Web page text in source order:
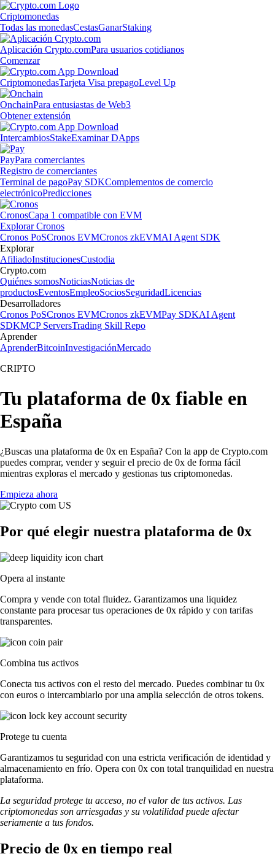
Criptomonedas
Todas las monedasCestasGanarStaking
Aplicación Crypto.comPara usuarios cotidianos
Comenzar
CriptomonedasTarjeta Visa prepagoLevel Up
OnchainPara entusiastas de Web3
Obtener extensión
IntercambiosStakeExaminar DApps
PayPara comerciantes
Registro de comerciantes
Terminal de pagoPay SDKComplementos de comercio
electrónicoPredicciones
CronosCapa 1 compatible con EVM
Explorar Cronos
Cronos PoSCronos EVMCronos zkEVMAI Agent SDK
Explorar
AfiliadoInstitucionesCustodia
Crypto.com
Quiénes somosNoticiasNoticias de
productosEventosEmpleoSociosSeguridadLicencias
Desarrolladores
Cronos PoSCronos EVMCronos zkEVMPay SDKAI Agent
SDKMCP ServersTrading Skill Repo
Aprender
AprenderBitcoinInvestigaciónMercado
CRIPTO
Tu plataforma de 0x fiable en
España
¿Buscas una plataforma de 0x en España? Con la app de Crypto.com
puedes comprar, vender y seguir el precio de 0x de forma fácil
mientras exploras el mercado y gestionas tus criptomonedas.
Empieza ahora
Por qué elegir nuestra plataforma de 0x
Opera al instante
Compra y vende con total fluidez. Garantizamos una liquidez
constante para procesar tus operaciones de 0x rápido y con tarifas
transparentes.
Combina tus activos
Conecta tus activos con el resto del mercado. Puedes combinar tu 0x
con euros o intercambiarlo por una amplia selección de otros tokens.
Protege tu cuenta
Garantizamos tu seguridad con una estricta verificación de identidad y
almacenamiento en frío. Opera con 0x con total tranquilidad en nuestra
plataforma.
La seguridad protege tu acceso, no el valor de tus activos. Las
criptomonedas son arriesgadas y su volatilidad puede afectar
seriamente a tus fondos.
Precio de 0x en tiempo real